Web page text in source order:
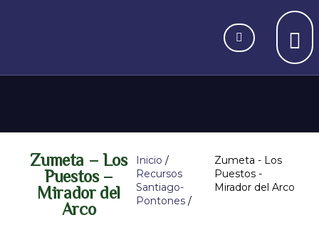
Zumeta – Los
Puestos –
Mirador del
Arco
Inicio /
Recursos
Santiago-
Pontones /
Zumeta - Los
Puestos -
Mirador del Arco